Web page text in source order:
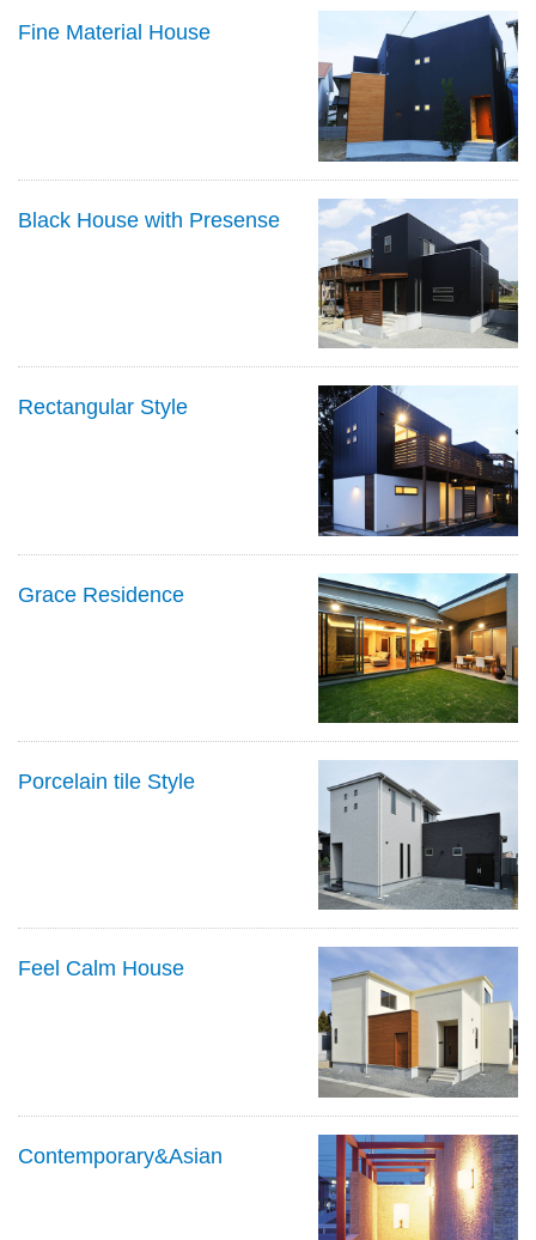
Fine Material House
Black House with Presense
Rectangular Style
Grace Residence
Porcelain tile Style
Feel Calm House
Contemporary&Asian